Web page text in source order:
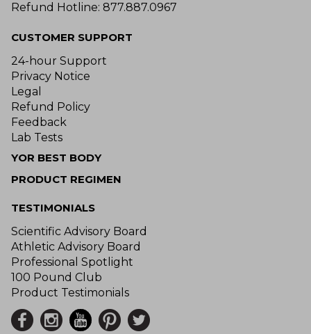
Refund Hotline: 877.887.0967
CUSTOMER SUPPORT
24-hour Support
Privacy Notice
Legal
Refund Policy
Feedback
Lab Tests
YOR BEST BODY
PRODUCT REGIMEN
TESTIMONIALS
Scientific Advisory Board
Athletic Advisory Board
Professional Spotlight
100 Pound Club
Product Testimonials